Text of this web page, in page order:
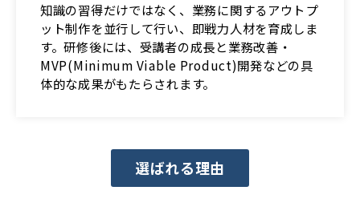
知識の習得だけではなく、業務に関するアウトプ
ット制作を並行して行い、即戦力人材を育成しま
す。研修後には、受講者の成長と業務改善・
MVP(Minimum Viable Product)開発などの具
体的な成果がもたらされます。
選ばれる理由